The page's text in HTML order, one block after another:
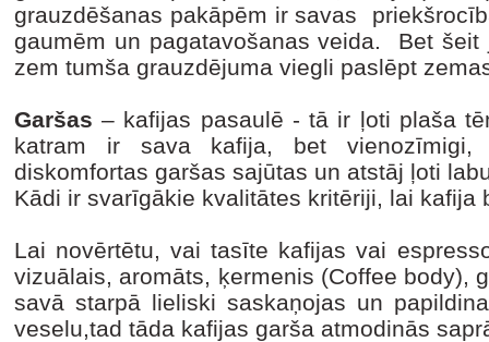
grauzdēšanas pakāpēm ir savas
gaumēm un pagatavošanas veida. Bet
zem tumša grauzdējuma viegli paslēpt
Garšas – kafijas pasaulē - tā ir ļoti plaša
katram ir sava kafija, bet vienozīmigi,
diskomfortas garšas sajūtas un atstāj ļoti
Kādi ir svarīgākie kvalitātes kritēriji, lai kafija
Lai novērtētu, vai tasīte kafijas vai
vizuālais, aromāts, ķermenis (Coffee body),
savā starpā lieliski saskaņojas un
veselu,tad tāda kafijas garša atmodinās